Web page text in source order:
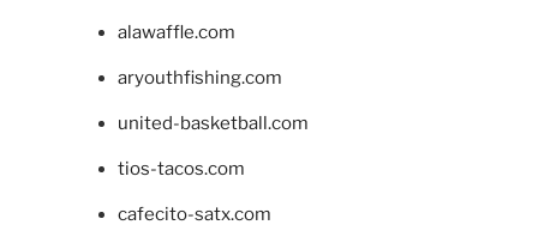
alawaffle.com
aryouthfishing.com
united-basketball.com
tios-tacos.com
cafecito-satx.com